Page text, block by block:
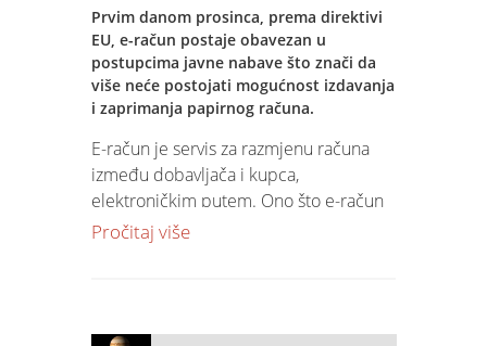
kanalizira svojim tijelom.
Kako svakodnevno pažljivo radimo na
poboljšanju našeg softwarea i usluge,
opuštanje uzdomjenakna kraju tjedna
nam je dobro došao, a drago nam je da
smo to vrijeme imali mogućnost
provesti upravo s našim partnerima,
povjerenju i nadamo se da su ispred
Prvim danom prosinca, prema direktivi
EU, e-račun postaje obavezan u
postupcima javne nabave što znači da
više neće postojati mogućnost izdavanja
i zaprimanja papirnog računa.
E-račun je servis za razmjenu računa
između dobavljača i kupca,
elektroničkim putem. Ono što e-račun
razlikuje od dosadašnjeg papirnatog
E-račun je dokument jednak papirnom
Pročitaj više